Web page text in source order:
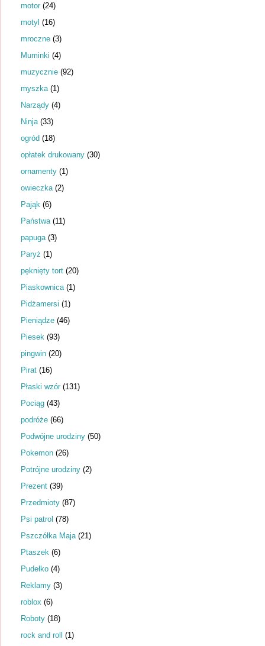
motor (24)
motyl (16)
mroczne (3)
Muminki (4)
muzycznie (92)
myszka (1)
Narządy (4)
Ninja (33)
ogród (18)
opłatek drukowany (30)
ornamenty (1)
owieczka (2)
Pająk (6)
Państwa (11)
papuga (3)
Paryż (1)
pęknięty tort (20)
Piaskownica (1)
Pidżamersi (1)
Pieniądze (46)
Piesek (93)
pingwin (20)
Pirat (16)
Płaski wzór (131)
Pociąg (43)
podróże (66)
Podwójne urodziny (50)
Pokemon (26)
Potrójne urodziny (2)
Prezent (39)
Przedmioty (87)
Psi patrol (78)
Pszczółka Maja (21)
Ptaszek (6)
Pudełko (4)
Reklamy (3)
roblox (6)
Roboty (18)
rock and roll (1)